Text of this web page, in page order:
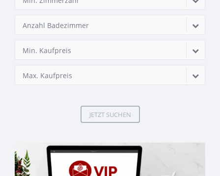
Anzahl Badezimmer
Min. Kaufpreis
Max. Kaufpreis
JETZT SUCHEN